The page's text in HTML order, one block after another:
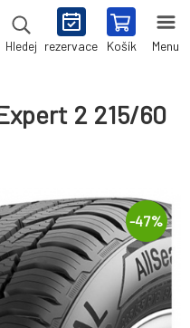
Hledej rezervace Košík Menu
2 215/60
-47%